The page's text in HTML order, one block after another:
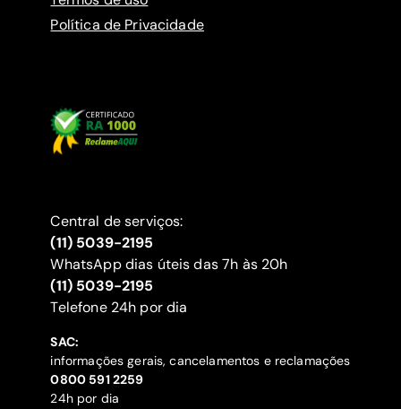
Política de Privacidade
Central de serviços:
(11) 5039-2195
WhatsApp dias úteis das 7h às 20h
(11) 5039-2195
‍Telefone 24h por dia
SAC:
informações gerais, cancelamentos e reclamações
‍0800 591 2259
24h por dia